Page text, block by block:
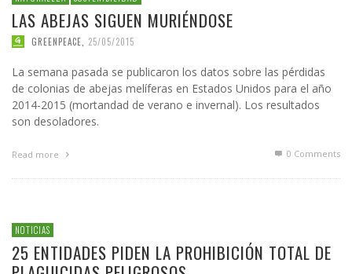
LAS ABEJAS SIGUEN MURIÉNDOSE
GREENPEACE 25/05/2015
La semana pasada se publicaron los datos sobre las pérdidas
de colonias de abejas melíferas en Estados Unidos para el año
2014-2015 (mortandad de verano e invernal). Los resultados
son desoladores.
Read more 0 Comments
NOTICIAS
25 ENTIDADES PIDEN LA PROHIBICIÓN TOTAL DE